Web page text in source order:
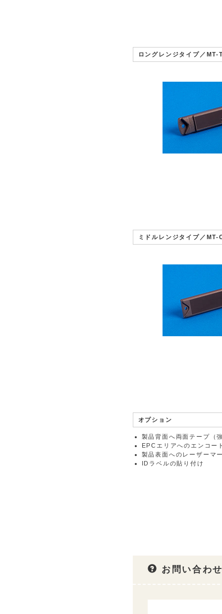
ロングレンジタイプ／MT-
ミドルレンジタイプ／MT-
オプション
製品背面へ両面テープ（
EPCエリアへのエンコー
製品表面へのレーザーマ
IDラベルの貼り付け
お問い合わ